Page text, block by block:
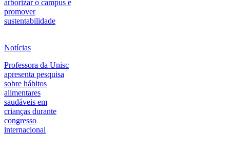
arborizar o campus e
promover
sustentabilidade
Notícias
Professora da Unisc
apresenta pesquisa
sobre hábitos
alimentares
saudáveis em
crianças durante
congresso
internacional